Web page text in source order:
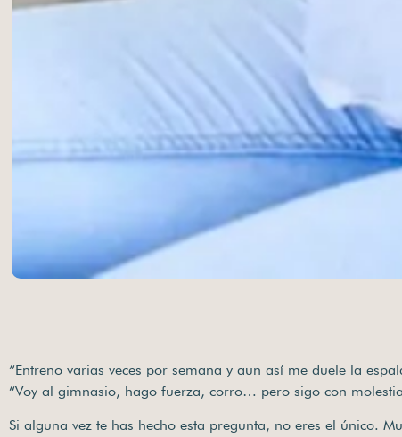
“Entreno varias veces por semana y aun así me duele la
“Voy al gimnasio, hago fuerza, corro… pero sigo con
Si alguna vez te has hecho esta pregunta, no eres el único.